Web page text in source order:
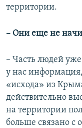
территории.
– Они еще не
– Часть людей
у нас
«исхода» из
действительно
на территории
больше связано